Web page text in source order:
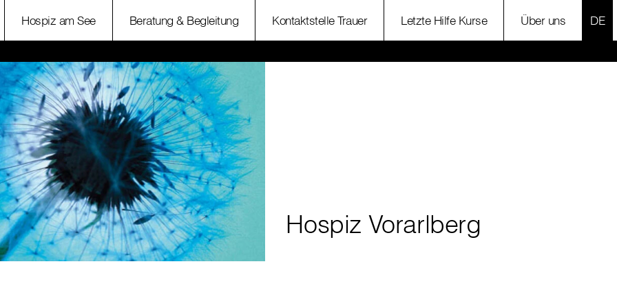
Hospiz am See Beratung & Begleitung Kontaktstelle Trauer Letzte Hilfe Kurse Über uns
Hospiz Vorarlberg